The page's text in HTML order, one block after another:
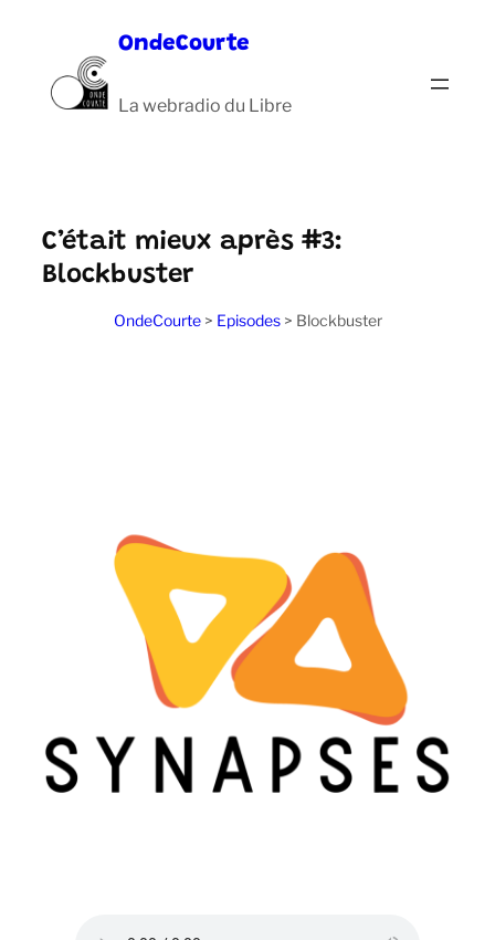
contenu
OndeCourte
La webradio du Libre
C’était mieux après #3:
Blockbuster
OndeCourte> Episodes> Blockbuster